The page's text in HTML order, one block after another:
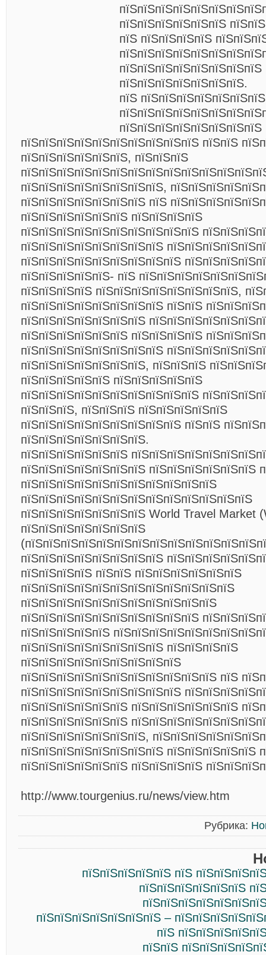
пїЅпїЅпїЅпїЅпїЅпїЅ
пїЅ пїЅпїЅпїЅпїЅ
пїЅпїЅпїЅпїЅпїЅпїЅпїЅпїЅ
пїЅпїЅпїЅпїЅпїЅпїЅпїЅ.
пїЅ
пїЅпїЅпїЅпїЅпїЅпїЅпїЅпїЅ
пїЅпїЅпїЅпїЅпїЅпїЅпїЅпїЅпїЅпїЅ пїЅпїЅ
пїЅпїЅпїЅпїЅпїЅпїЅ, пїЅпїЅпїЅ
пїЅпїЅпїЅпїЅпїЅпїЅпїЅпїЅ,
пїЅпїЅпїЅпїЅпїЅпїЅпїЅ пїЅ
пїЅпїЅпїЅпїЅпїЅпїЅ пїЅпїЅпїЅпїЅ
пїЅпїЅпїЅпїЅпїЅпїЅпїЅпїЅпїЅпїЅ
пїЅпїЅпїЅпїЅпїЅпїЅпїЅпїЅ
пїЅпїЅпїЅпїЅпїЅпїЅпїЅпїЅпїЅ
пїЅпїЅпїЅпїЅпїЅ- пїЅ
пїЅпїЅпїЅпїЅ пїЅпїЅпїЅпїЅпїЅпїЅпїЅпїЅ,
пїЅпїЅпїЅпїЅпїЅпїЅпїЅпїЅ пїЅпїЅ
пїЅпїЅпїЅпїЅпїЅпїЅпїЅ
пїЅпїЅпїЅпїЅпїЅпїЅ пїЅпїЅпїЅпїЅ
пїЅпїЅпїЅпїЅпїЅпїЅпїЅпїЅ
пїЅпїЅпїЅпїЅпїЅпїЅпїЅ, пїЅпїЅпїЅ
пїЅпїЅпїЅпїЅпїЅ пїЅпїЅпїЅпїЅпїЅ
пїЅпїЅпїЅпїЅпїЅпїЅпїЅпїЅпїЅпїЅ
пїЅпїЅпїЅ, пїЅпїЅпїЅ пїЅпїЅпїЅпїЅпїЅ
пїЅпїЅпїЅпїЅпїЅпїЅпїЅпїЅпїЅ пїЅпїЅ
пїЅпїЅпїЅпїЅпїЅпїЅпїЅ.
пїЅпїЅпїЅпїЅпїЅпїЅ
пїЅпїЅпїЅпїЅпїЅпїЅпїЅ пїЅпїЅпїЅпїЅпїЅпїЅ
пїЅпїЅпїЅпїЅпїЅпїЅпїЅпїЅпїЅпїЅпїЅ
пїЅпїЅпїЅпїЅпїЅпїЅпїЅпїЅпїЅпїЅпїЅпїЅпїЅ
пїЅпїЅпїЅпїЅпїЅпїЅпїЅ World Travel Market
пїЅпїЅпїЅпїЅпїЅпїЅпїЅ
пїЅпїЅпїЅпїЅпїЅпїЅпїЅпїЅ
пїЅпїЅпїЅпїЅ пїЅпїЅ пїЅпїЅпїЅпїЅпїЅпїЅ
пїЅпїЅпїЅпїЅпїЅпїЅпїЅпїЅпїЅпїЅпїЅпїЅ
пїЅпїЅпїЅпїЅпїЅпїЅпїЅпїЅпїЅпїЅпїЅ
пїЅпїЅпїЅпїЅпїЅпїЅпїЅпїЅпїЅпїЅ
пїЅпїЅпїЅпїЅпїЅ
пїЅпїЅпїЅпїЅпїЅпїЅпїЅпїЅ пїЅпїЅпїЅпїЅ
пїЅпїЅпїЅпїЅпїЅпїЅпїЅпїЅпїЅ
пїЅпїЅпїЅпїЅпїЅпїЅпїЅпїЅпїЅпїЅпїЅ пїЅ
пїЅпїЅпїЅпїЅпїЅпїЅпїЅпїЅпїЅ
пїЅпїЅпїЅпїЅпїЅпїЅ пїЅпїЅпїЅпїЅпїЅпїЅ
пїЅпїЅпїЅпїЅпїЅпїЅ
пїЅпїЅпїЅпїЅпїЅпїЅпїЅ,
пїЅпїЅпїЅпїЅпїЅпїЅпїЅпїЅ пїЅпїЅпїЅпїЅпїЅ
пїЅпїЅпїЅпїЅпїЅпїЅ пїЅпїЅпїЅпїЅ
http://www.tourgenius.ru/news/view.htm
Рубрика:
пїЅпїЅпїЅпїЅпїЅ пїЅ
пїЅпїЅпїЅпїЅпїЅпїЅ
пїЅпїЅпїЅпїЅпїЅпїЅпїЅ –
пїЅ
пїЅпїЅ